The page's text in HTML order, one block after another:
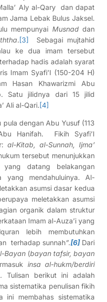
Aly al-Qary dan dapat
Jama Lebak Bulus Jaksel.
mempunyai Musnaddan
. [3]
Sebagai mujtahid
ke dua imam tersebut
hadis adalah syarat
Imam Syafi’I (150-204 H)
Hasan Khawarizmi Abu
Satu jilidnya dari 15 jilid
Ali al-Qari. [4]
dengan Abu Yusuf (113
Hanifah. Fikih Syafi’I
al-Kitab, al-Sunnah, Ijma’
tersebut menunjukkan
yang datang belakangan
yang mendahuluinya. Al-
asumsi dasar kedua
meletakkan asumsi
organik dalam struktur
Imam al-Auza’i yang
lebih membutuhkan
terhadap sunnah”.[6] Dari
Bayan(bayan tafsir, bayan
insa al-hukm/berdiri
Tulisan berikut ini adalah
sistematika penulisan fikih
ini membahas sistematika